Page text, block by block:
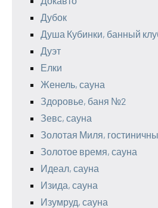
Дубок
Душа Кубинки, банный
Дуэт
Елки
Женель, сауна
Здоровье, баня №2
Зевс, сауна
Золотая Миля,
Золотое время, сауна
Идеал, сауна
Изида, сауна
Изумруд, сауна